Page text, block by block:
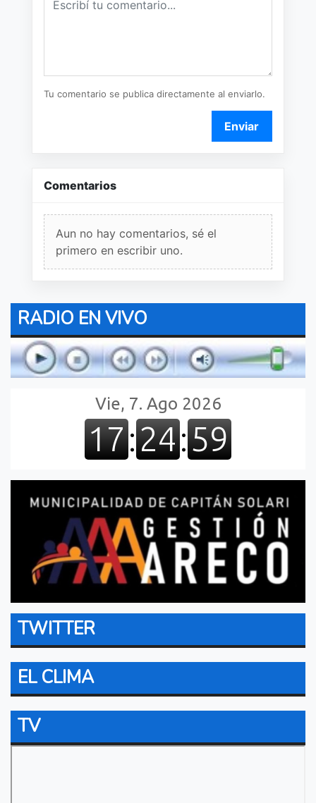
Tu comentario se publica directamente al enviarlo.
Enviar
Comentarios
Aun no hay comentarios, sé el
primero en escribir uno.
RADIO EN VIVO
TWITTER
EL CLIMA
TV